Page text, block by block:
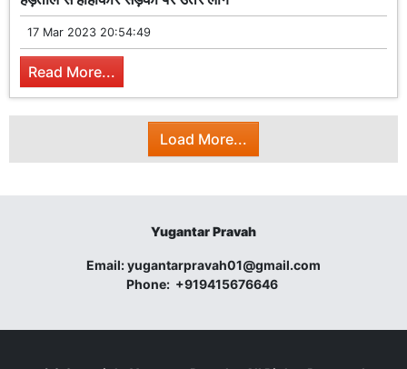
17 Mar 2023 20:54:49
Read More...
Load More...
Yugantar Pravah
Email:yugantarpravah01@gmail.com
Phone: +919415676646